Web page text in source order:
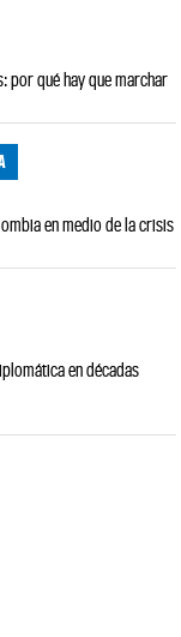
por qué hay que marchar
en medio de la crisis
en décadas